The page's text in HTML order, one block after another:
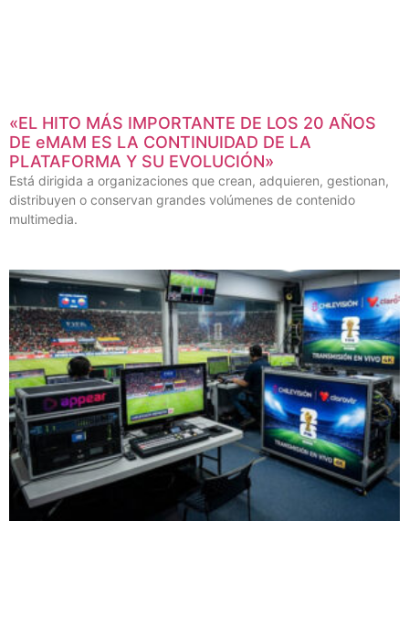
«EL HITO MÁS IMPORTANTE DE LOS 20 AÑOS
DE eMAM ES LA CONTINUIDAD DE LA
PLATAFORMA Y SU EVOLUCIÓN»
Está dirigida a organizaciones que crean, adquieren, gestionan,
distribuyen o conservan grandes volúmenes de contenido
multimedia.